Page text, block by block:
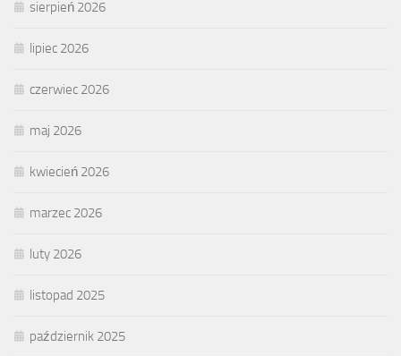
sierpień 2026
lipiec 2026
czerwiec 2026
maj 2026
kwiecień 2026
marzec 2026
luty 2026
listopad 2025
październik 2025